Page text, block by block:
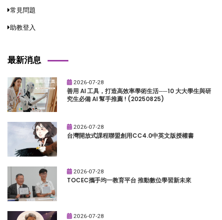
常見問題
助教登入
最新消息
2026-07-28
善用 AI 工具，打造高效率學術生活──10 大大學生與研
究生必備 AI 幫手推薦 ! (20250825)
2026-07-28
台灣開放式課程聯盟創用CC4.0中英文版授權書
2026-07-28
TOCEC攜手均一教育平台 推動數位學習新未來
2026-07-28